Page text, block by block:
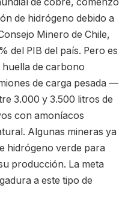
de hidrógeno debido a
Minero de Chile,
del PIB del país. Pero es
de carbono
de carga pesada —
3.000 y 3.500 litros de
con amoníacos
Algunas mineras ya
hidrógeno verde para
producción. La meta
a este tipo de